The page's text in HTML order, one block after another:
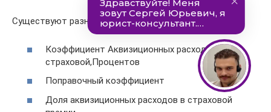
Существуют разные названия данного коэффициента
Коэффициент Аквизиционных расходов
страховой,Процентов
Поправочный коэффициент
Доля аквизиционных расходов в страховой